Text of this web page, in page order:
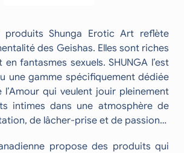
produits Shunga Erotic Art reflète
des Geishas. Elles sont riches
fantasmes sexuels. SHUNGA l’est
une gamme spécifiquement dédiée
l’Amour qui veulent jouir pleinement
intimes dans une atmosphère de
de lâcher-prise et de passion…
propose des produits qui